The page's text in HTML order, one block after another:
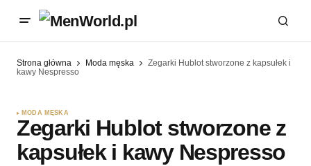
Strona główna Moda męska
Zegarki Hublot stworzone z kapsułek i
kawy Nespresso
MODA MĘSKA
Zegarki Hublot stworzone z
kapsułek i kawy Nespresso